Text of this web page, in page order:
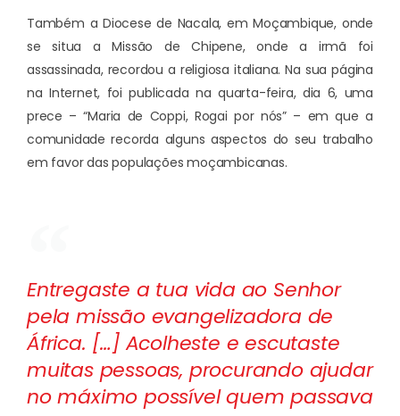
Também a Diocese de Nacala, em Moçambique, onde
se situa a Missão de Chipene, onde a irmã foi
assassinada, recordou a religiosa italiana. Na sua página
na Internet, foi publicada na quarta-feira, dia 6, uma
prece – “Maria de Coppi, Rogai por nós” – em que a
comunidade recorda alguns aspectos do seu trabalho
em favor das populações moçambicanas.
Entregaste a tua vida ao Senhor
pela missão evangelizadora de
África. […] Acolheste e escutaste
muitas pessoas, procurando ajudar
no máximo possível quem passava